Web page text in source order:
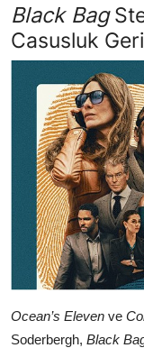
Black Bag
Casusluk
Ocean’s Eleven ve
Soderbergh, Black